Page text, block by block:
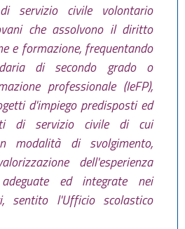
servizio civile volontario
che assolvono il diritto
e formazione, frequentando
di secondo grado o
professionale (IeFP),
d'impiego predisposti ed
di servizio civile di cui
modalità di svolgimento,
dell'esperienza
adeguate ed integrate nei
sentito l'Ufficio scolastico